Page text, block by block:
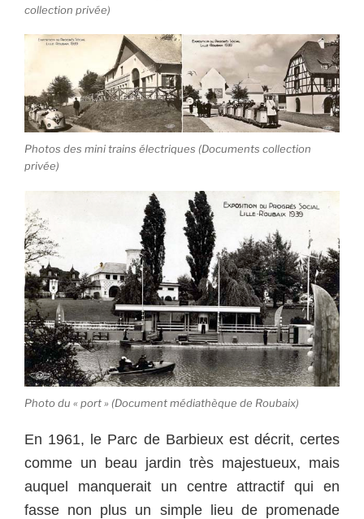
collection privée)
Photos des mini trains électriques (Documents collection
privée)
Photo du « port » (Document médiathèque de Roubaix)
En 1961, le Parc de Barbieux est décrit, certes
comme un beau jardin très majestueux, mais
auquel manquerait un centre attractif qui en
fasse non plus un simple lieu de promenade